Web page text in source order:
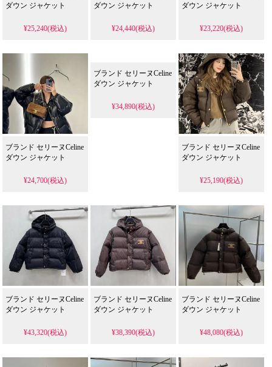
ダウン ジャケット
¥25,240(税込)
ダウン ジャケット
¥24,440(税込)
ダウン ジャケット
¥23,220(税込)
ブランド セリーヌCeline
ダウン ジャケット
¥24,700(税込)
ブランド セリーヌCeline
ダウン ジャケット
¥34,890(税込)
ブランド セリーヌCeline
ダウン ジャケット
¥25,190(税込)
ブランド セリーヌCeline
ダウン ジャケット
¥43,320(税込)
ブランド セリーヌCeline
ダウン ジャケット
¥38,390(税込)
ブランド セリーヌCeline
ダウン ジャケット
¥48,080(税込)